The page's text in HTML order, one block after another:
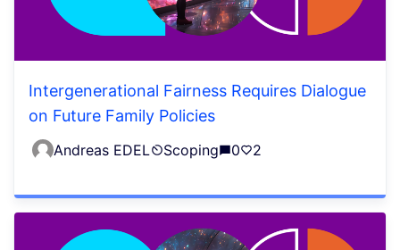
Intergenerational Fairness Requires Dialogue
on Future Family Policies
Andreas EDEL Scoping 0 2